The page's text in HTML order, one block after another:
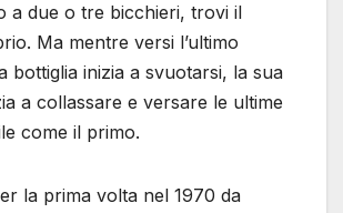
a due o tre bicchieri, trovi il
Ma mentre versi l’ultimo
bottiglia inizia a svuotarsi, la sua
a collassare e versare le ultime
come il primo.
la prima volta nel 1970 da